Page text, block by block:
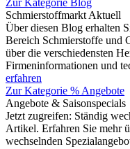
Zur Kategorie Blog
Schmierstoffmarkt Aktuell
Über diesen Blog erhalten
Bereich Schmierstoffe und
über die verschiedensten
Firmeninformationen und
erfahren
Zur Kategorie % Angebote
Angebote & Saisonspecials
Jetzt zugreifen: Ständig
Artikel. Erfahren Sie mehr
wechselnden